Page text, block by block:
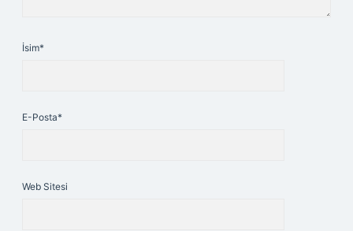
İsim*
E-Posta*
Web Sitesi